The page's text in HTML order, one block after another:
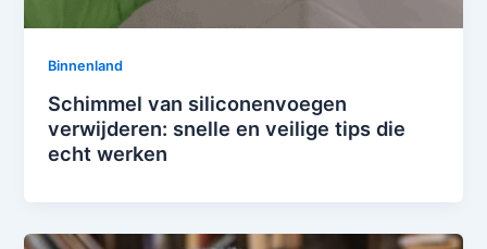
Binnenland
Schimmel van siliconenvoegen
verwijderen: snelle en veilige tips die
echt werken